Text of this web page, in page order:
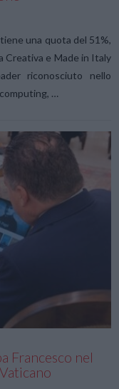
una quota del 51%,
Creativa e Made in Italy
riconosciuto nello
…
Francesco nel